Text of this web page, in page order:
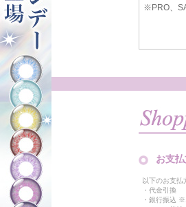
※PRO、
お支
以下のお支払
・代金引換
・銀行振込